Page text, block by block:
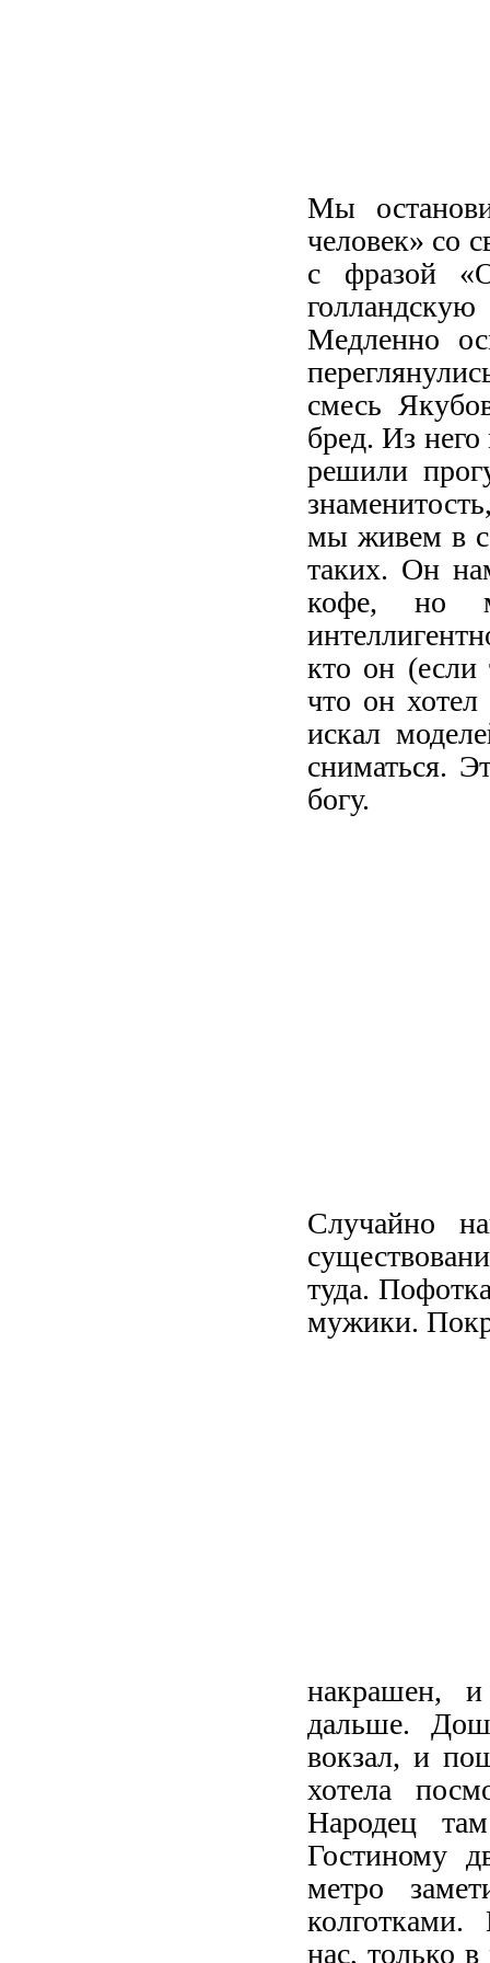
Мы
человек» со
с фразой
Медленно
смесь
бред. Из
решили
мы живем в
таких. Он
кофе, но
кто он (если
что он
искал
сниматься.
богу.
Случайно
туда.
мужики.
накрашен,
дальше.
вокзал, и
хотела
Народец
Гостиному
метро
колготками.
нас, только